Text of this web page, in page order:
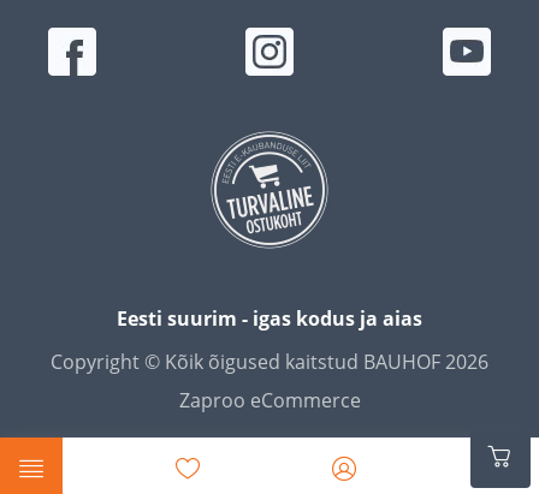
Eesti suurim - igas kodus ja aias
Copyright © Kõik õigused kaitstud BAUHOF 2026
Zaproo eCommerce